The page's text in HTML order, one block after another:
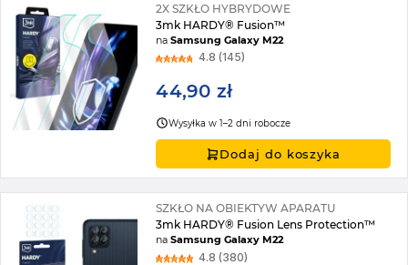
2X SZKŁO HYBRYDOWE
3mk HARDY® Fusion™
naSamsung Galaxy M22
4.8 (145)
44,90 zł
Wysyłka w 1–2 dni robocze
Dodaj do koszyka
SZKŁO NA OBIEKTYW APARATU
3mk HARDY® Fusion Lens Protection™
naSamsung Galaxy M22
4.8 (380)